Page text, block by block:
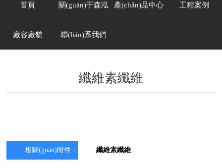
首頁 關(guān)于森泓 產(chǎn)品中心 工程案例
廠容廠貌 聯(lián)系我們
纖維素纖維
相關(guān)附件： 纖維素纖維